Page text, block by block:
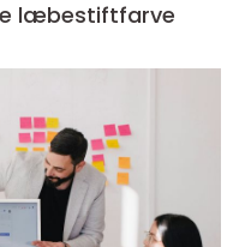
læbestiftfarve